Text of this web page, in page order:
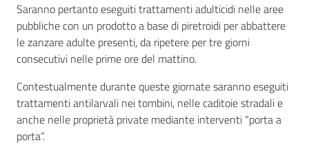
Saranno pertanto eseguiti trattamenti adulticidi nelle aree
pubbliche con un prodotto a base di piretroidi per abbattere
le zanzare adulte presenti, da ripetere per tre giorni
consecutivi nelle prime ore del mattino.
Contestualmente durante queste giornate saranno eseguiti
trattamenti antilarvali nei tombini, nelle caditoie stradali e
anche nelle proprietà private mediante interventi “porta a
porta”.